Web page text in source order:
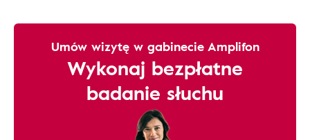
Umów wizytę w gabinecie Amplifon
Wykonaj bezpłatne
badanie słuchu